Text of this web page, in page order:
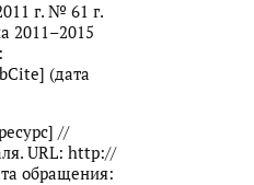
г. № 61 г.
2011–2015
(дата
//
URL: http://
обращения: